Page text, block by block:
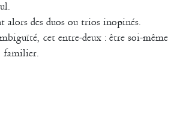
alors des duos ou trios inopinés.
cet entre-deux : être soi-
familier.